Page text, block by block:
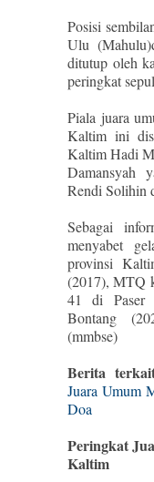
Posisi
Ulu
ditutup oleh
peringkat
Piala juara
Kaltim ini
Kaltim Hadi
Damansyah
Rendi Solihin
Sebagai
menyabet
provinsi
(2017), MTQ
41 di Paser
Bontang
(mmbse)
Berita
Juara Umum
Doa
Peringkat
Kaltim